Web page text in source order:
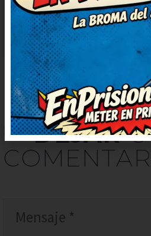
próxima reunión,
DEJAR